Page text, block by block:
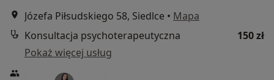
Józefa Piłsudskiego 58, Siedlce • Mapa
Konsultacja psychoterapeutyczna
150 zł
Pokaż więcej usług